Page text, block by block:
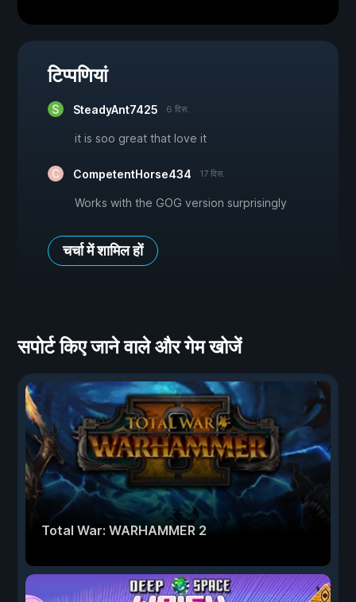
टिप्पणियां
SteadyAnt7425 6 दिस.
it is soo great that love it
CompetentHorse434 17 दिस.
Works with the GOG version surprisingly
चर्चा में शामिल हों
सपोर्ट किए जाने वाले और गेम खोजें
Total War: WARHAMMER 2